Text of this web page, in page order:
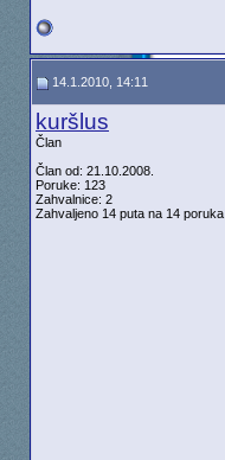
14.1.2010, 14:11
kuršlus
Član
Član od: 21.10.2008.
Poruke: 123
Zahvalnice: 2
Zahvaljeno 14 puta na 14 poruka